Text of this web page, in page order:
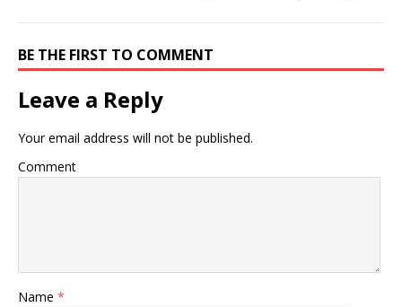
BE THE FIRST TO COMMENT
Leave a Reply
Your email address will not be published.
Comment
Name *